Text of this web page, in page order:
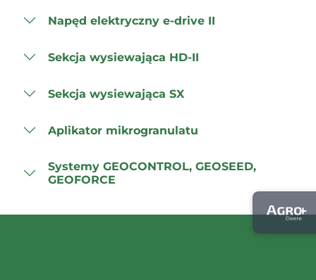
Napęd elektryczny e-drive II
Sekcja wysiewająca HD-II
Sekcja wysiewająca SX
Aplikator mikrogranulatu
Systemy GEOCONTROL, GEOSEED,
GEOFORCE